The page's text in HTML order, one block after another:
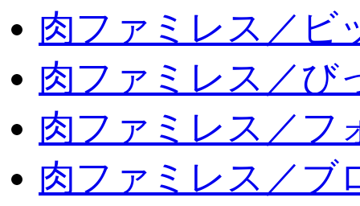
肉ファミレス／ビ
肉ファミレス／び
肉ファミレス／フ
肉ファミレス／ブ